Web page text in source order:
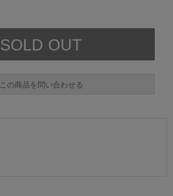
この商品を問い合わせる